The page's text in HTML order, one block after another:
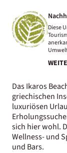
Diese
Das Ikaros
griechischen
luxuriösen
sich hier wohl.
Wellness- und
und Bars.